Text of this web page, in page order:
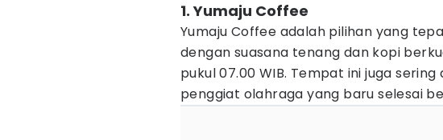
1. Yumaju Coffee
Yumaju Coffee adalah pilihan yang
dengan suasana tenang dan kopi
pukul 07.00 WIB. Tempat ini juga
penggiat olahraga yang baru selesai